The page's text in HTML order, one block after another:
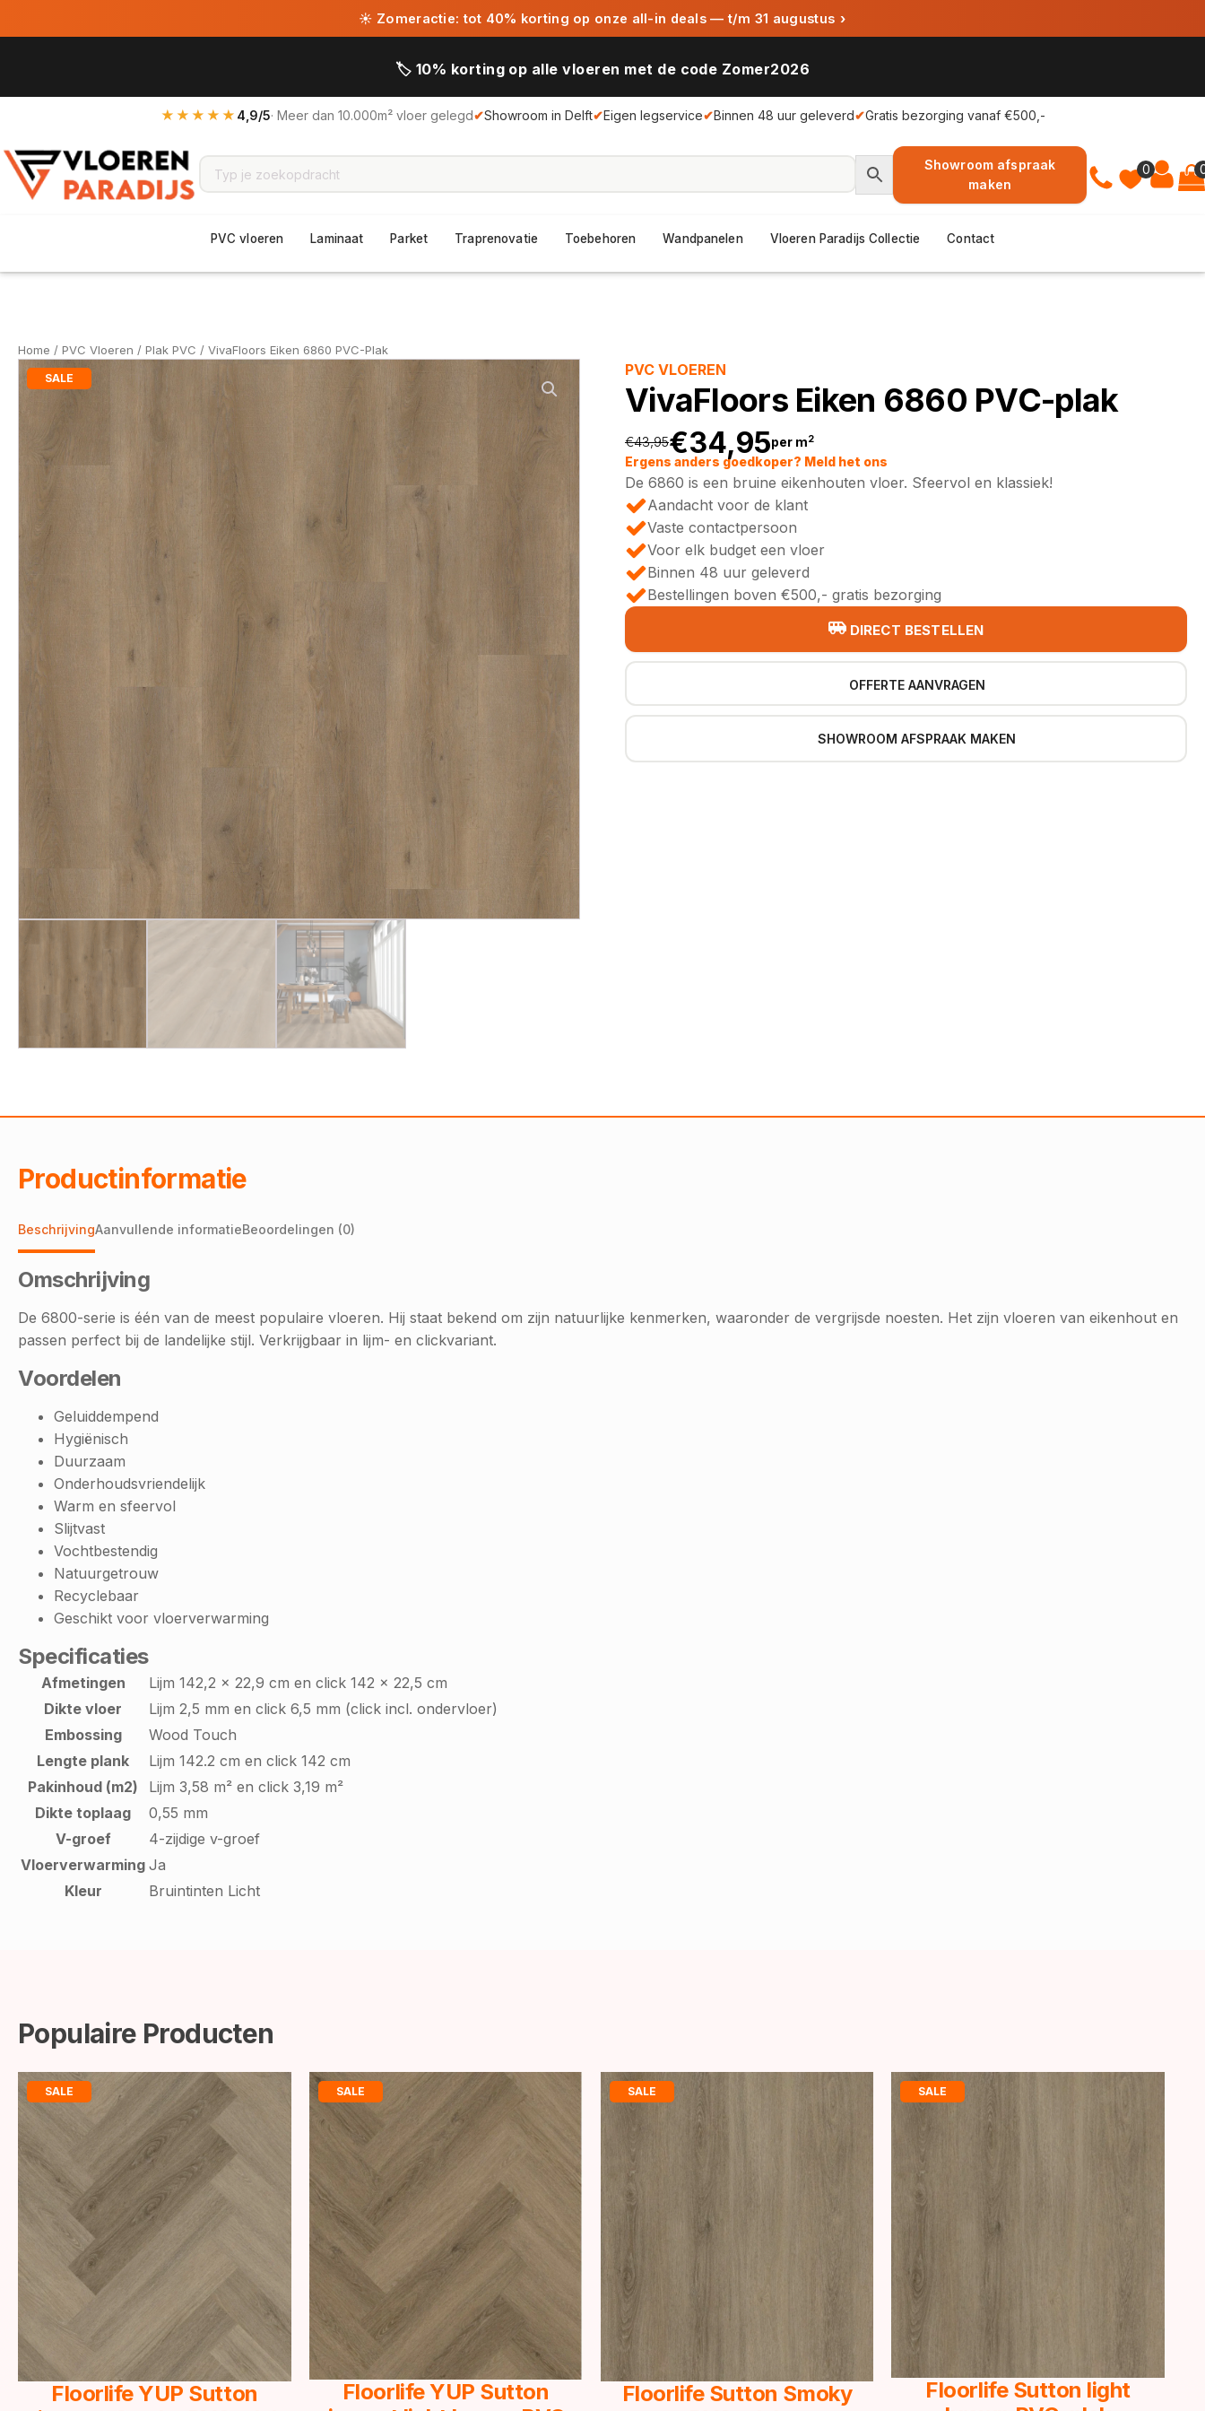
☀ Zomeractie: tot 40% korting op onze all-in deals — t/m 31 augustus ›
🏷️ 10% korting op alle vloeren met de code Zomer2026
★★★★★ 4,9/5· Meer dan 10.000m² vloer gelegd✔Showroom in Delft✔Eigen legservice✔Binnen 48 uur geleverd✔Gratis bezorging vanaf €500,-
0
Showroom afspraak
maken
PVC vloeren Laminaat Parket Traprenovatie Toebehoren Wandpanelen Vloeren Paradijs Collectie Contact
Home / PVC Vloeren / Plak PVC / VivaFloors Eiken 6860 PVC-Plak
SALE PVC VLOEREN
VivaFloors Eiken 6860 PVC-plak
€43,95
Oorspronkelijke
prijs
was:
€43,95.
€34,95
Huidige
prijs
is:
€34,95.
per m2
Ergens anders goedkoper? Meld het ons
De 6860 is een bruine eikenhouten vloer. Sfeervol en klassiek!
Aandacht voor de klant
Vaste contactpersoon
Voor elk budget een vloer
Binnen 48 uur geleverd
Bestellingen boven €500,- gratis bezorging
DIRECT BESTELLEN
OFFERTE AANVRAGEN
SHOWROOM AFSPRAAK MAKEN
Productinformatie
BeschrijvingAanvullende informatieBeoordelingen (0)
Omschrijving
De 6800-serie is één van de meest populaire vloeren. Hij staat bekend om zijn natuurlijke kenmerken, waaronder de vergrijsde noesten. Het zijn vloeren van eikenhout en
passen perfect bij de landelijke stijl. Verkrijgbaar in lijm- en clickvariant.
Voordelen
Geluiddempend
Hygiënisch
Duurzaam
Onderhoudsvriendelijk
Warm en sfeervol
Slijtvast
Vochtbestendig
Natuurgetrouw
Recyclebaar
Geschikt voor vloerverwarming
Specificaties
Afmetingen
Lijm 142,2 x 22,9 cm en click 142 x 22,5 cm
Dikte vloer
Lijm 2,5 mm en click 6,5 mm (click incl. ondervloer)
Embossing
Wood Touch
Lengte plank
Lijm 142.2 cm en click 142 cm
Pakinhoud (m2)
Lijm 3,58 m² en click 3,19 m²
Dikte toplaag
0,55 mm
V-groef
4-zijdige v-groef
Vloerverwarming Ja
Kleur
Bruintinten Licht
Populaire Producten
SALE
Floorlife YUP Sutton
SALE
Floorlife YUP Sutton
SALE
Floorlife Sutton Smoky
SALE
Floorlife Sutton light